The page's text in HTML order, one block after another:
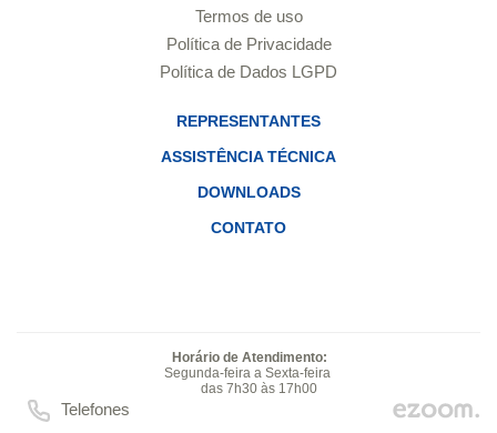
Termos de uso
Política de Privacidade
Política de Dados LGPD
REPRESENTANTES
ASSISTÊNCIA TÉCNICA
DOWNLOADS
CONTATO
Horário de Atendimento:
Segunda-feira a Sexta-feira
das 7h30 às 17h00
Telefones